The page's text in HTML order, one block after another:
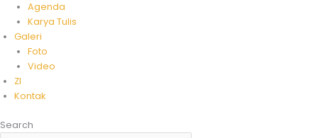
Agenda
Karya Tulis
Galeri
Foto
Video
ZI
Kontak
Search